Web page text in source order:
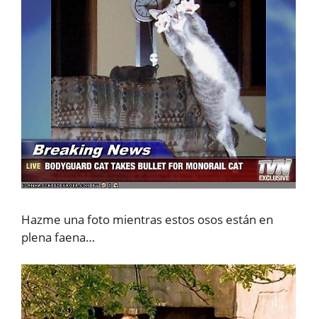
Hazme una foto mientras estos osos están en
plena faena…